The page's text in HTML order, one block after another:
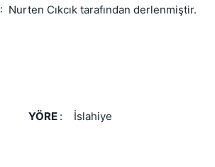
:  Nurten Cıkcık tarafından derlenmiştir.
YÖRE :    İslahiye